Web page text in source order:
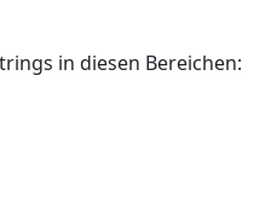
in diesen Bereichen: